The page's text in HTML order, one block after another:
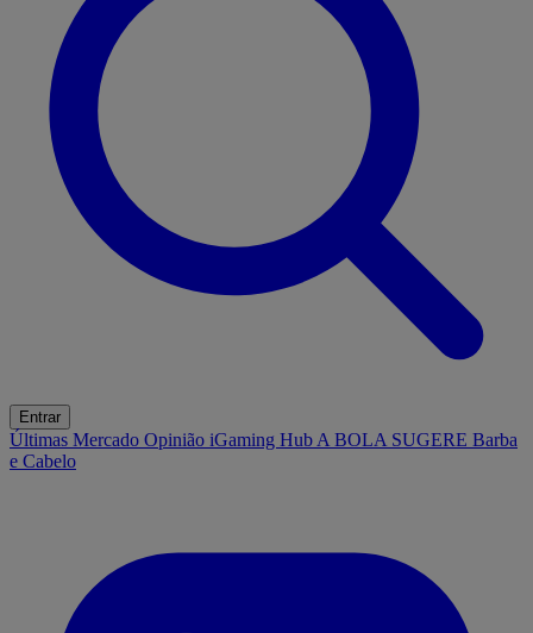
Entrar
Últimas Mercado Opinião iGaming Hub A BOLA SUGERE Barba
e Cabelo